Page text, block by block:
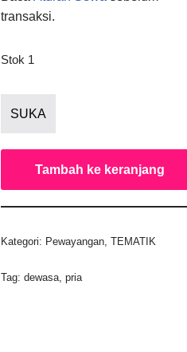
transaksi.
Stok 1
SUKA
Tambah ke keranjang
Kategori: Pewayangan, TEMATIK
Tag: dewasa, pria